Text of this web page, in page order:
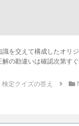
を交えて構成したオリ
の勘違いは確認次第すぐ
検定クイズの答え